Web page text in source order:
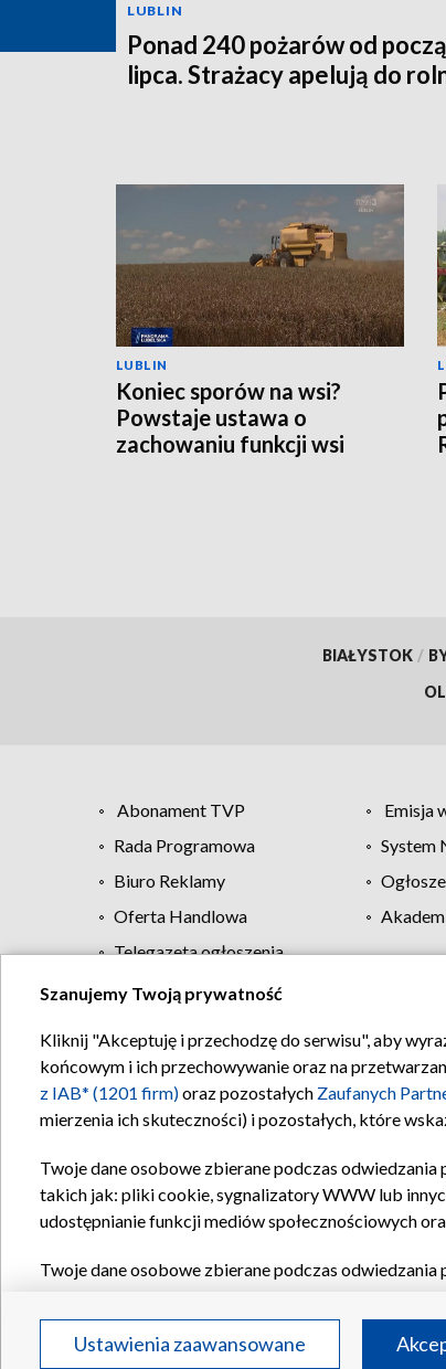
LUBLIN
Ponad 240 pożarów od
lipca. Strażacy apelują do
LUBLIN
Koniec sporów na wsi?
Powstaje ustawa o
zachowaniu funkcji wsi
BIAŁYSTOK /
Abonament TVP Emisja
Rada Programowa
System
Biuro Reklamy
Oferta Handlowa
Telegazeta ogłoszenia
Regulamin
Szanujemy Twoją prywatność
Kliknij "Akceptuję i przechodzę do serwisu", aby
końcowym i ich przechowywanie oraz na
z IAB* (1201 firm)oraz pozostałych Zaufanych
mierzenia ich skuteczności) i pozostałych, które
Twoje dane osobowe zbierane podczas odwiedzania
takich jak: pliki cookie, sygnalizatory WWW lub
udostępnianie funkcji mediów społecznościowych
Twoje dane osobowe zbierane podczas odwiedzania
Partnerów TVPdla realizacji następujących celów i
reklam, tworzenia profilu spersonalizowanych
Ustawienia zaawansowane